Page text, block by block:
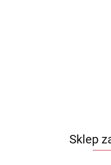
Sklep